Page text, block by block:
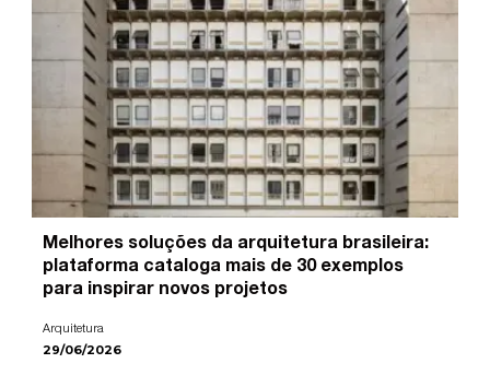
Melhores soluções da arquitetura brasileira:
plataforma cataloga mais de 30 exemplos
para inspirar novos projetos
Arquitetura
29/06/2026